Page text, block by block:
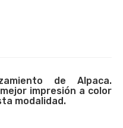
de Alpaca.
impresión a color
modalidad.